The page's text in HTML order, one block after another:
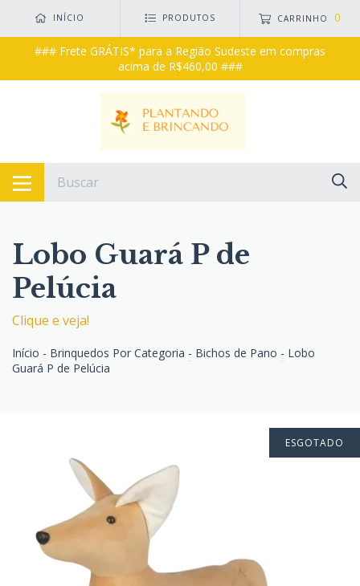
INÍCIO PRODUTOS CARRINHO 0
### Frete GRÁTIS* para a Região Sudeste em compras
acima de R$460,00 ###
Lobo Guará P de
Pelúcia
Clique e veja!
Início - Brinquedos Por Categoria - Bichos de Pano - Lobo
Guará P de Pelúcia
ESGOTADO